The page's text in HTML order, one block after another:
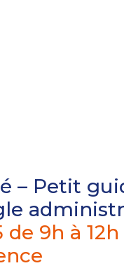
– Petit
9h à 12h